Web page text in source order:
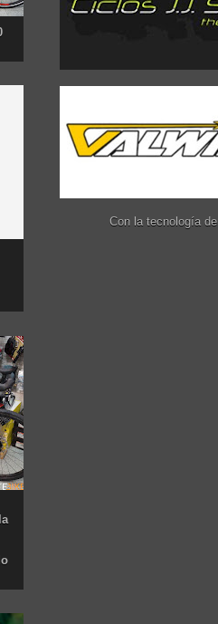
Con la tecnología de